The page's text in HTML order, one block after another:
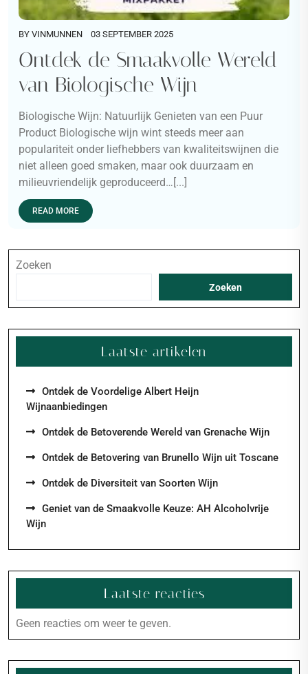
BY VINMUNNEN 03 SEPTEMBER 2025
Ontdek de Smaakvolle Wereld
van Biologische Wijn
Biologische Wijn: Natuurlijk Genieten van een Puur
Product Biologische wijn wint steeds meer aan
populariteit onder liefhebbers van kwaliteitswijnen die
niet alleen goed smaken, maar ook duurzaam en
milieuvriendelijk geproduceerd…[...]
READ MORE
Zoeken
Zoeken
Laatste artikelen
Ontdek de Voordelige Albert Heijn
Wijnaanbiedingen
Ontdek de Betoverende Wereld van Grenache Wijn
Ontdek de Betovering van Brunello Wijn uit Toscane
Ontdek de Diversiteit van Soorten Wijn
Geniet van de Smaakvolle Keuze: AH Alcoholvrije
Wijn
Laatste reacties
Geen reacties om weer te geven.